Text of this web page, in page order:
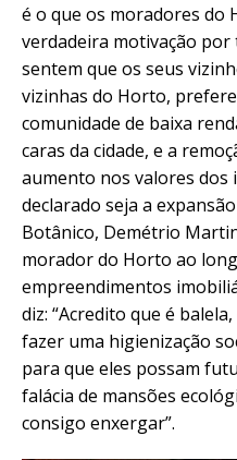
é o que os moradores do
verdadeira motivação por
sentem que os seus
vizinhas do Horto,
comunidade de baixa
caras da cidade, e a
aumento nos valores dos
declarado seja a
Botânico, Demétrio
morador do Horto ao
empreendimentos
diz: “Acredito que é
fazer uma higienização
para que eles possam
falácia de mansões
consigo enxergar”.